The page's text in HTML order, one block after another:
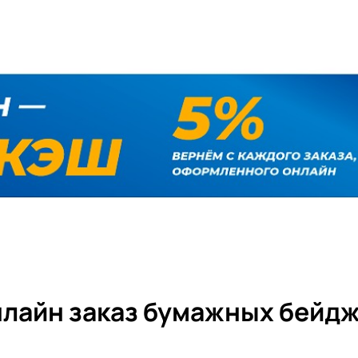
заказ бумажных